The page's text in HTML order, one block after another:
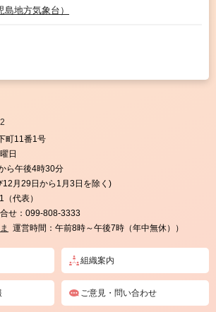
地方気象台）
町11番1号
日
ら午後4時30分
12月29日から1月3日を除く)
代表）
せ： 099-808-3333
運営時間：午前8時～午後7時（年中無休））
組織案内
ご意見・問い合わせ